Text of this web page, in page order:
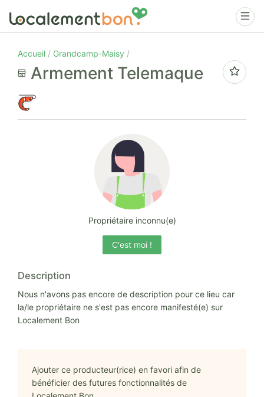
Accueil Grandcamp-Maisy
Armement Telemaque
Propriétaire inconnu(e)
C'est moi !
Description
Nous n'avons pas encore de description pour ce lieu car
la/le propriétaire ne s'est pas encore manifesté(e) sur
Localement Bon
Ajouter ce producteur(rice) en favori afin de
bénéficier des futures fonctionnalités de